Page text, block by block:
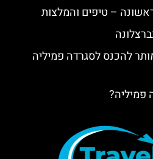
– טיפים והמלצות
להכנס לסגרדה פמיליה
פמיליה?